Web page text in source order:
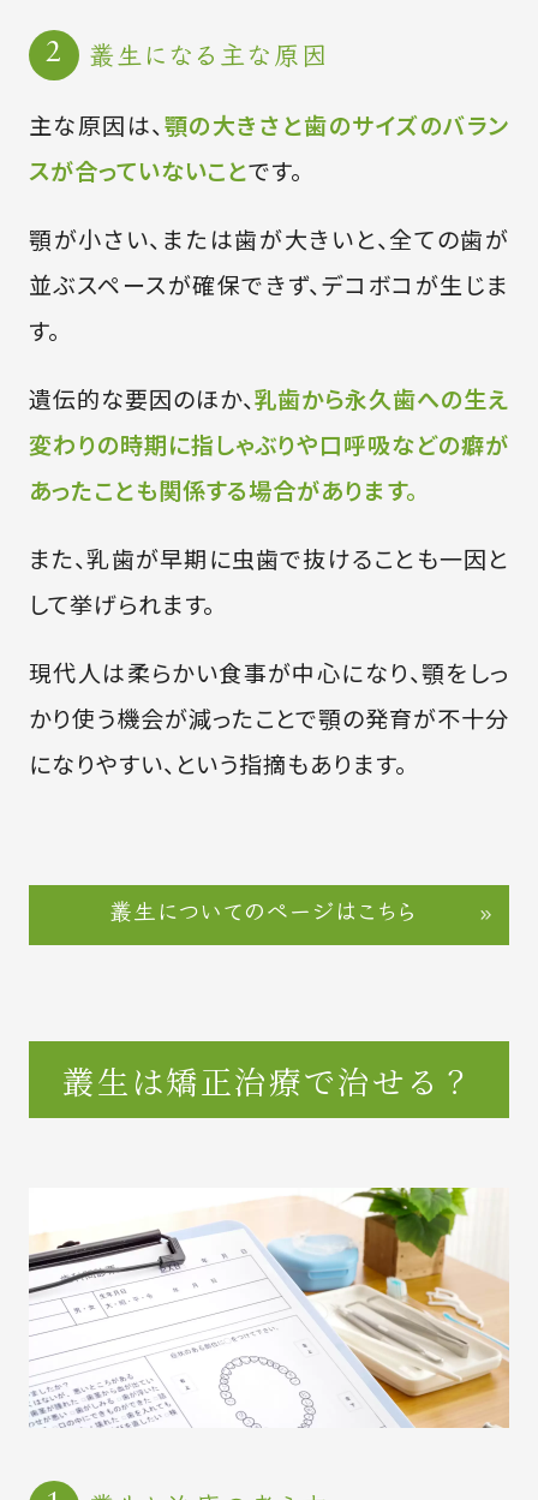
叢生になる主な原因
主な原因は、顎の大きさと歯のサイズのバラン
スが合っていないことです。
顎が小さい、または歯が大きいと、全ての歯が
並ぶスペースが確保できず、デコボコが生じま
す。
遺伝的な要因のほか、乳歯から永久歯への生え
変わりの時期に指しゃぶりや口呼吸などの癖が
あったことも関係する場合があります。
また、乳歯が早期に虫歯で抜けることも一因と
して挙げられます。
現代人は柔らかい食事が中心になり、顎をしっ
かり使う機会が減ったことで顎の発育が不十分
になりやすい、という指摘もあります。
叢生についてのページはこちら
叢生は矯正治療で治せる？